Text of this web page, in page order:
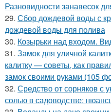
Разновидности занавесок
29. Сбор дождевой воды с
дождевой воды для полива
30. Козырьки над входом.
31. Замок для уличной
калитку — советы, как
замок своими руками (105
32. Средство от сорняков с
солью в садоводстве: